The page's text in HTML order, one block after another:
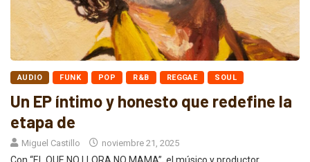
AUDIO FUNK POP R&B REGGAE SOUL
Un EP íntimo y honesto que redefine la
etapa de
Miguel Castillo noviembre 21, 2025